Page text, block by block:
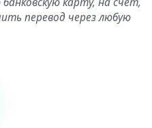
перевод через любую